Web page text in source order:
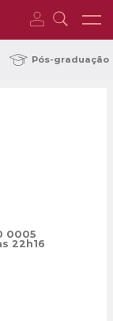
Pós-graduação
0005
22h16